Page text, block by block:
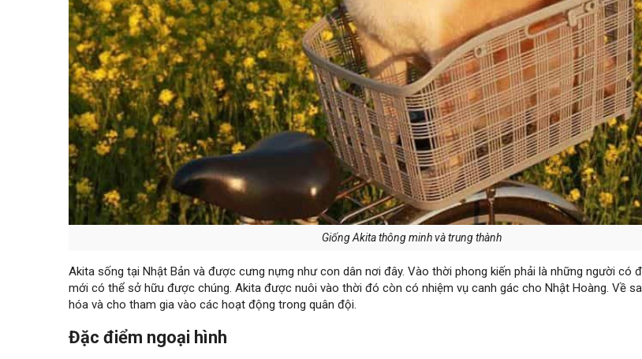
Giống Akita thông minh và trung thành
Akita sống tại Nhật Bản và được cưng nựng như con dân nơi đây. Vào thời phong kiến phải là những người có
mới có thể sở hữu được chúng. Akita được nuôi vào thời đó còn có nhiệm vụ canh gác cho Nhật Hoàng. Về
hóa và cho tham gia vào các hoạt động trong quân đội.
Đặc điểm ngoại hình